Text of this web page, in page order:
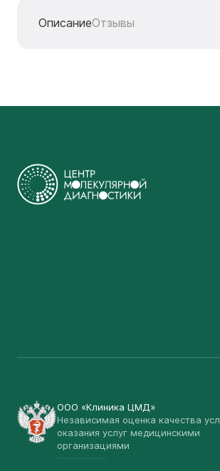
ОписаниеОтзывы
ООО «Клиника ЦМД»
Независимая оценка качества
оказания услуг медицинскими
организациями